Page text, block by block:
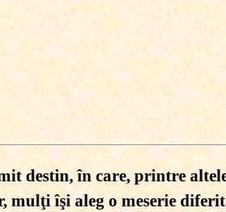
destin, în care, printre
îşi aleg o meserie